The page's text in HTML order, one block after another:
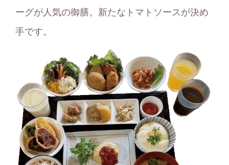
ーグが人気の御膳。新たなトマトソースが決め
手です。